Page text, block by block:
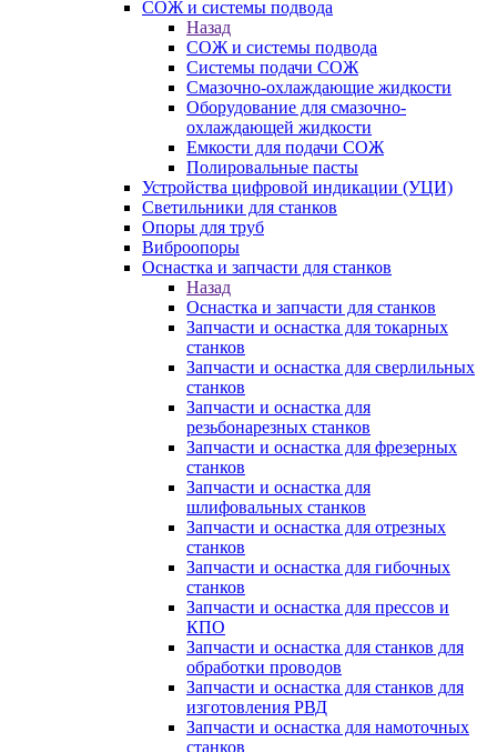
СОЖ и системы подвода
Назад
СОЖ и системы подвода
Системы подачи СОЖ
Смазочно-охлаждающие жидкости
Оборудование для смазочно-
охлаждающей жидкости
Емкости для подачи СОЖ
Полировальные пасты
Устройства цифровой индикации (УЦИ)
Светильники для станков
Опоры для труб
Виброопоры
Оснастка и запчасти для станков
Назад
Оснастка и запчасти для станков
Запчасти и оснастка для токарных
станков
Запчасти и оснастка для сверлильных
станков
Запчасти и оснастка для
резьбонарезных станков
Запчасти и оснастка для фрезерных
станков
Запчасти и оснастка для
шлифовальных станков
Запчасти и оснастка для отрезных
станков
Запчасти и оснастка для гибочных
станков
Запчасти и оснастка для прессов и
КПО
Запчасти и оснастка для станков для
обработки проводов
Запчасти и оснастка для станков для
изготовления РВД
Запчасти и оснастка для намоточных
станков